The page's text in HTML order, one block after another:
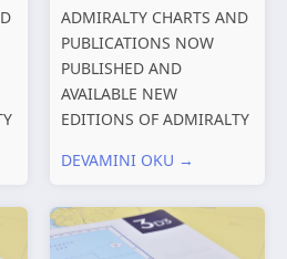
ADMIRALTY CHARTS AND
PUBLICATIONS NOW
PUBLISHED AND
AVAILABLE NEW
EDITIONS OF ADMIRALTY
PUBLICATIONS New
Charts published 06
August 2026 Chart Title,
DEVAMINI OKU →